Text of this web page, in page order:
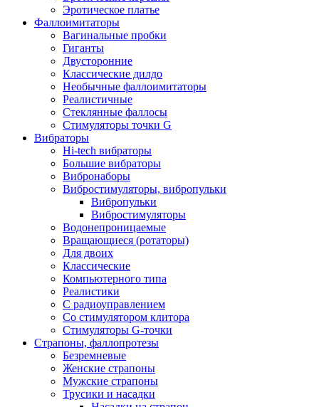
Эротическое платье
Фаллоимитаторы
Вагинальные пробки
Гиганты
Двусторонние
Классические дилдо
Необычные фаллоимитаторы
Реалистичные
Стеклянные фаллосы
Стимуляторы точки G
Вибраторы
Hi-tech вибраторы
Большие вибраторы
Вибронаборы
Вибростимуляторы, вибропульки
Вибропульки
Вибростимуляторы
Водонепроницаемые
Вращающиеся (ротаторы)
Для двоих
Классические
Компьютерного типа
Реалистики
С радиоуправлением
Со стимулятором клитора
Стимуляторы G-точки
Страпоны, фаллопротезы
Безремневые
Женские страпоны
Мужские страпоны
Трусики и насадки